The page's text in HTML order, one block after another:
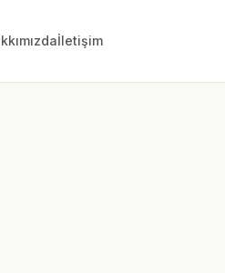
İletişim